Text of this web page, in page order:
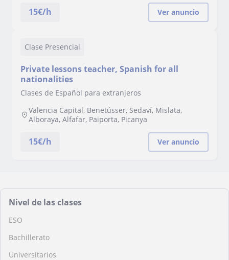
15€/h Ver anuncio
Clase Presencial
Private lessons teacher, Spanish for all
nationalities
Clases de Español para extranjeros
Valencia Capital, Benetússer, Sedaví, Mislata,
Alboraya, Alfafar, Paiporta, Picanya
15€/h Ver anuncio
Nivel de las clases
ESO
Bachillerato
Universitarios